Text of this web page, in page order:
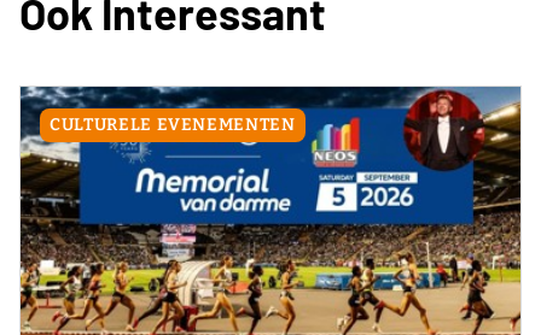
Ook Interessant
CULTURELE EVENEMENTEN